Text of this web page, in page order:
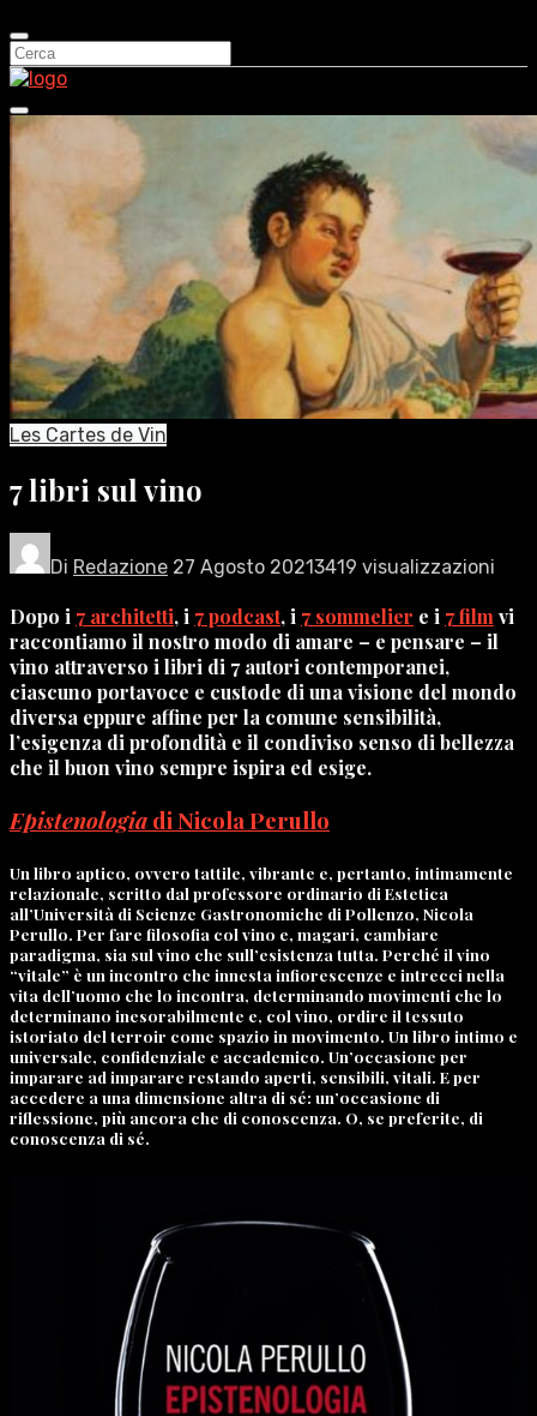
Les Cartes de Vin
7 libri sul vino
Di Redazione 27 Agosto 20213419 visualizzazioni
Dopo i 7 architetti, i 7 podcast, i 7 sommelier e i 7 film vi
raccontiamo il nostro modo di amare – e pensare – il
vino attraverso i libri di 7 autori contemporanei,
ciascuno portavoce e custode di una visione del mondo
diversa eppure affine per la comune sensibilità,
l’esigenza di profondità e il condiviso senso di bellezza
che il buon vino sempre ispira ed esige.
Epistenologia di Nicola Perullo
Un libro aptico, ovvero tattile, vibrante e, pertanto, intimamente
relazionale, scritto dal professore ordinario di Estetica
all’Università di Scienze Gastronomiche di Pollenzo, Nicola
Perullo. Per fare filosofia col vino e, magari, cambiare
paradigma, sia sul vino che sull’esistenza tutta. Perché il vino
“vitale” è un incontro che innesta infiorescenze e intrecci nella
vita dell’uomo che lo incontra, determinando movimenti che lo
determinano inesorabilmente e, col vino, ordire il tessuto
istoriato del terroir come spazio in movimento. Un libro intimo e
universale, confidenziale e accademico. Un’occasione per
imparare ad imparare restando aperti, sensibili, vitali. E per
accedere a una dimensione altra di sé: un’occasione di
riflessione, più ancora che di conoscenza. O, se preferite, di
conoscenza di sé.